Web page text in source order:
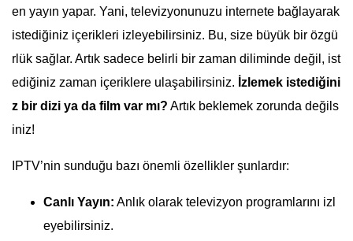
en yayın yapar. Yani, televizyonunuzu internete bağlayarak
istediğiniz içerikleri izleyebilirsiniz. Bu, size büyük bir özgü
rlük sağlar. Artık sadece belirli bir zaman diliminde değil, ist
ediğiniz zaman içeriklere ulaşabilirsiniz. İzlemek istediğini
z bir dizi ya da film var mı? Artık beklemek zorunda değils
iniz!
IPTV’nin sunduğu bazı önemli özellikler şunlardır:
Canlı Yayın: Anlık olarak televizyon programlarını izl
eyebilirsiniz.